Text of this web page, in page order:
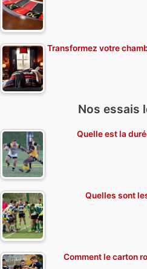
Transformez votre
Nos essais
Quelle est la
Quelles sont
Comment le carton